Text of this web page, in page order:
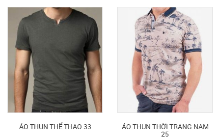
ÁO THUN THỂ THAO 33 ÁO THUN THỜI TRANG NAM
25